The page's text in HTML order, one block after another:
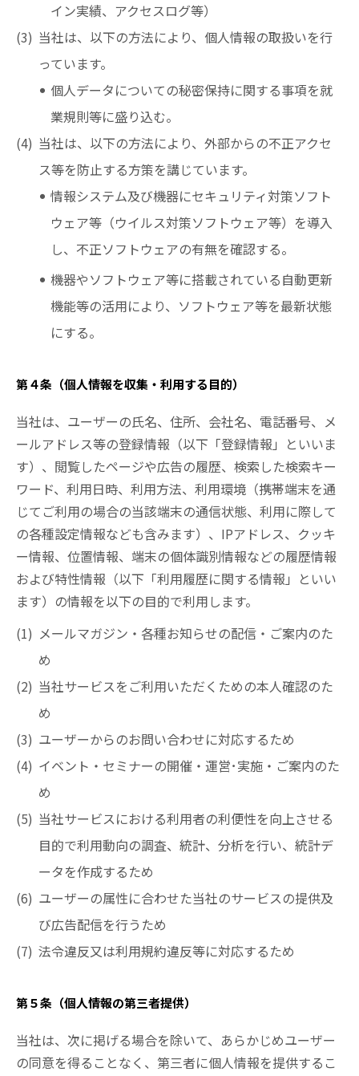
イン実績、アクセスログ等）
当社は、以下の方法により、個人情報の取扱いを行
っています。
個人データについての秘密保持に関する事項を就
業規則等に盛り込む。
当社は、以下の方法により、外部からの不正アクセ
ス等を防止する方策を講じています。
情報システム及び機器にセキュリティ対策ソフト
ウェア等（ウイルス対策ソフトウェア等）を導入
し、不正ソフトウェアの有無を確認する。
機器やソフトウェア等に搭載されている自動更新
機能等の活用により、ソフトウェア等を最新状態
にする。
第４条（個人情報を収集・利用する目的）
当社は、ユーザーの氏名、住所、会社名、電話番号、メ
ールアドレス等の登録情報（以下「登録情報」といいま
す）、閲覧したページや広告の履歴、検索した検索キー
ワード、利用日時、利用方法、利用環境（携帯端末を通
じてご利用の場合の当該端末の通信状態、利用に際して
の各種設定情報なども含みます）、IPアドレス、クッキ
ー情報、位置情報、端末の個体識別情報などの履歴情報
および特性情報（以下「利用履歴に関する情報」といい
ます）の情報を以下の目的で利用します。
メールマガジン・各種お知らせの配信・ご案内のた
め
当社サービスをご利用いただくための本人確認のた
め
ユーザーからのお問い合わせに対応するため
イベント・セミナーの開催・運営･実施・ご案内のた
め
当社サービスにおける利用者の利便性を向上させる
目的で利用動向の調査、統計、分析を行い、統計デ
ータを作成するため
ユーザーの属性に合わせた当社のサービスの提供及
び広告配信を行うため
法令違反又は利用規約違反等に対応するため
第５条（個人情報の第三者提供）
当社は、次に掲げる場合を除いて、あらかじめユーザー
の同意を得ることなく、第三者に個人情報を提供するこ